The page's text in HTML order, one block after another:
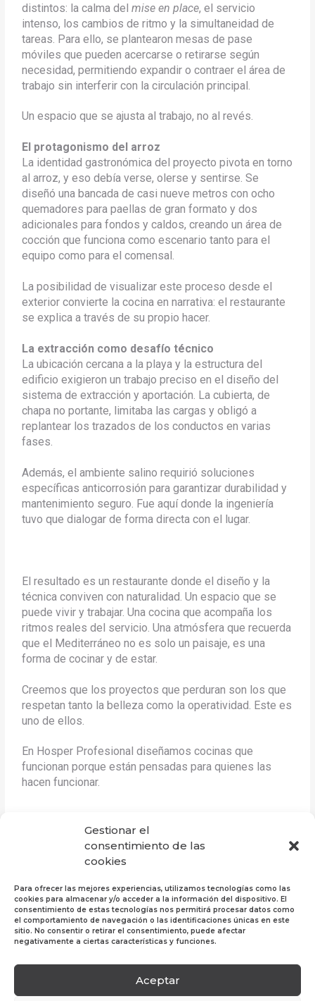
Gestionar el
consentimiento de las
cookies
Para ofrecer las mejores experiencias, utilizamos tecnologías como las
cookies para almacenar y/o acceder a la información del dispositivo. El
consentimiento de estas tecnologías nos permitirá procesar datos como
el comportamiento de navegación o las identificaciones únicas en este
sitio. No consentir o retirar el consentimiento, puede afectar
negativamente a ciertas características y funciones.
Aceptar
distintos: la calma delmise en place, el servicio
intenso, los cambios de ritmo y la simultaneidad de
tareas. Para ello, se plantearon mesas de pase
móviles que pueden acercarse o retirarse según
necesidad, permitiendo expandir o contraer el área de
trabajo sin interferir con la circulación principal.
Un espacio que se ajusta al trabajo, no al revés.
El protagonismo del arroz
La identidad gastronómica del proyecto pivota en torno
al arroz, y eso debía verse, olerse y sentirse. Se
diseñó una bancada de casi nueve metros con ocho
quemadores para paellas de gran formato y dos
adicionales para fondos y caldos, creando un área de
cocción que funciona como escenario tanto para el
equipo como para el comensal.
La posibilidad de visualizar este proceso desde el
exterior convierte la cocina en narrativa: el restaurante
se explica a través de su propio hacer.
La extracción como desafío técnico
La ubicación cercana a la playa y la estructura del
edificio exigieron un trabajo preciso en el diseño del
sistema de extracción y aportación. La cubierta, de
chapa no portante, limitaba las cargas y obligó a
replantear los trazados de los conductos en varias
fases.
Además, el ambiente salino requirió soluciones
específicas anticorrosión para garantizar durabilidad y
mantenimiento seguro. Fue aquí donde la ingeniería
tuvo que dialogar de forma directa con el lugar.
El resultado es un restaurante donde el diseño y la
técnica conviven con naturalidad. Un espacio que se
puede vivir y trabajar. Una cocina que acompaña los
ritmos reales del servicio. Una atmósfera que recuerda
que el Mediterráneo no es solo un paisaje, es una
forma de cocinar y de estar.
Creemos que los proyectos que perduran son los que
respetan tanto la belleza como la operatividad. Este es
uno de ellos.
En Hosper Profesional diseñamos cocinas que
funcionan porque están pensadas para quienes las
hacen funcionar.
Entrada
anterior
Política de Privacidad|Política de Cookies